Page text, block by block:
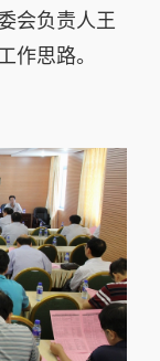
会负责人王
作思路。